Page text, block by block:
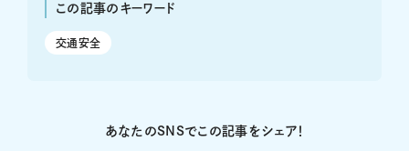
この記事のキーワード
交通安全
あなたのSNSでこの記事をシェア！